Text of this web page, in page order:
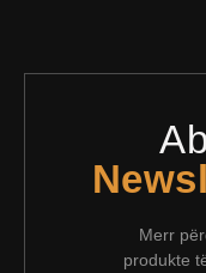
Merr
produkte